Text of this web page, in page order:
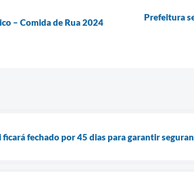
– Comida de Rua 2024
Prefeitura
fechado por 45 dias para garantir